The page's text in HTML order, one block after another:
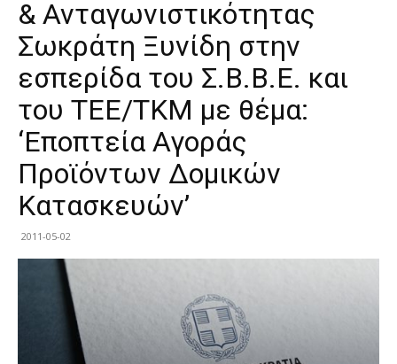
& Ανταγωνιστικότητας
Σωκράτη Ξυνίδη στην
εσπερίδα του Σ.Β.Β.Ε. και
του ΤΕΕ/ΤΚΜ με θέμα:
‘Εποπτεία Αγοράς
Προϊόντων Δομικών
Κατασκευών’
2011-05-02